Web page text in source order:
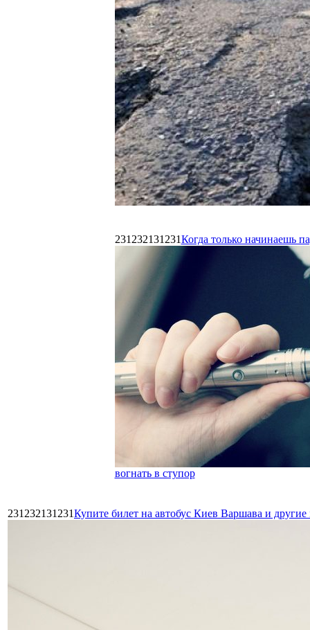
231232131231Когда только начинаешь
вогнать в ступор
231232131231Купите билет на автобус Киев Варшава и